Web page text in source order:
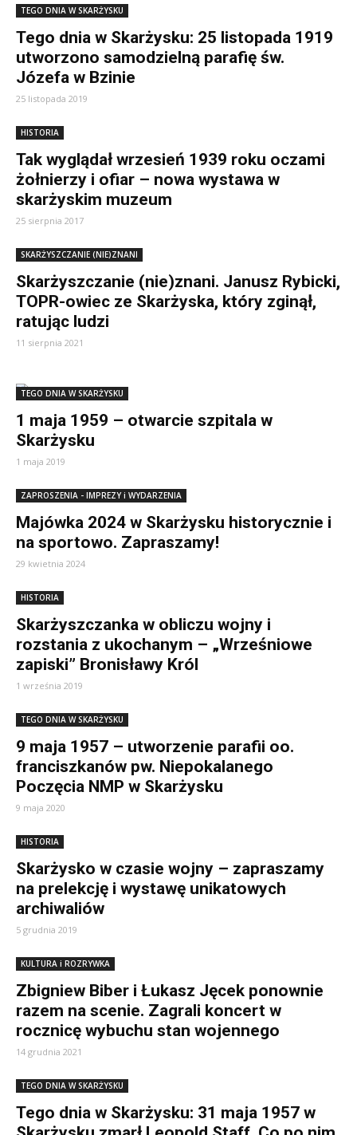
TEGO DNIA W SKARŻYSKU
Tego dnia w Skarżysku: 25 listopada 1919
utworzono samodzielną parafię św.
Józefa w Bzinie
25 listopada 2019
HISTORIA
Tak wyglądał wrzesień 1939 roku oczami
żołnierzy i ofiar – nowa wystawa w
skarżyskim muzeum
25 sierpnia 2017
SKARŻYSZCZANIE (NIE)ZNANI
Skarżyszczanie (nie)znani. Janusz Rybicki,
TOPR-owiec ze Skarżyska, który zginął,
ratując ludzi
11 sierpnia 2021
TEGO DNIA W SKARŻYSKU
1 maja 1959 – otwarcie szpitala w
Skarżysku
1 maja 2019
ZAPROSZENIA - IMPREZY i WYDARZENIA
Majówka 2024 w Skarżysku historycznie i
na sportowo. Zapraszamy!
29 kwietnia 2024
HISTORIA
Skarżyszczanka w obliczu wojny i
rozstania z ukochanym – „Wrześniowe
zapiski” Bronisławy Król
1 września 2019
TEGO DNIA W SKARŻYSKU
9 maja 1957 – utworzenie parafii oo.
franciszkanów pw. Niepokalanego
Poczęcia NMP w Skarżysku
9 maja 2020
HISTORIA
Skarżysko w czasie wojny – zapraszamy
na prelekcję i wystawę unikatowych
archiwaliów
5 grudnia 2019
KULTURA i ROZRYWKA
Zbigniew Biber i Łukasz Jęcek ponownie
razem na scenie. Zagrali koncert w
rocznicę wybuchu stan wojennego
14 grudnia 2021
TEGO DNIA W SKARŻYSKU
Tego dnia w Skarżysku: 31 maja 1957 w